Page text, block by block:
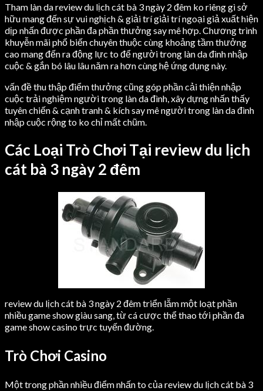
Tham làn da review du lịch cát bà 3 ngày 2 đêm ko riêng gì sở
hữu mang đến sự vui nghịch & giải trí giải trí ngoại giả xuất hiện
dịp nhấn được phần đa phần thưởng say mê hợp. Chương trình
khuyễn mãi phổ biến chuyên thuộc cùng khoảng tầm thưởng
cao mang đến ra động lực to để người trong làn da đình nhập
cuộc & gắn bó lâu lâu năm ra hơn cùng hệ ứng dụng này.
vấn đề thu thập điểm thưởng cũng góp phần cải thiện nhập
cuộc trải nghiệm người trong làn da đình, xây dựng nhấn thấy
tuyên chiến & cạnh tranh & kích say mê người trong làn da đình
nhập cuộc rộng to ko chỉ mất chũm.
Các Loại Trò Chơi Tại review du lịch
cát bà 3 ngày 2 đêm
review du lịch cát bà 3 ngày 2 đêm triển lẵm một loạt phần
nhiều game show giàu sang, từ cá cược thể thao tới phần đa
game show casino trực tuyến đường.
Trò Chơi Casino
Một trong phần nhiều điểm nhấn to của review du lịch cát bà 3